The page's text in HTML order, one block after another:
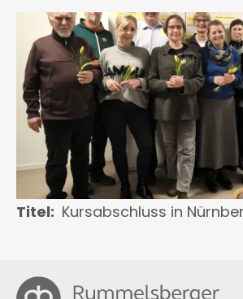
Titel Kursabschluss in